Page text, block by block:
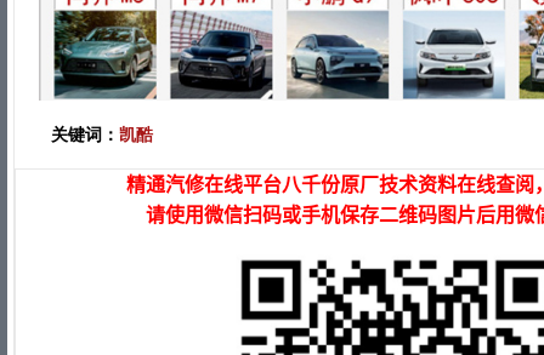
关键词： 凯酷